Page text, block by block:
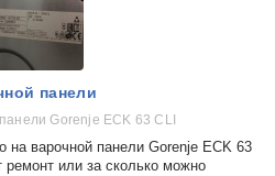
панели
Gorenje ECK 63 CLI
на варочной панели Gorenje ECK 63
ремонт или за сколько можно